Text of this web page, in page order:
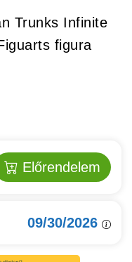
Trunks Infinite
figura
Előrendelem
09/30/2026